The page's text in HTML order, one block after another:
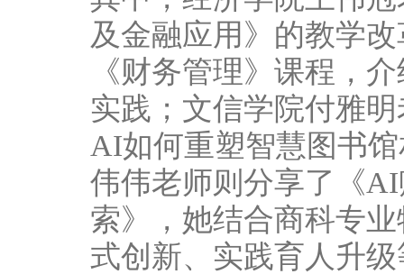
及金融应用》的教学
《财务管理》课程，
实践；文信学院付雅
AI如何重塑智慧图书
伟伟老师则分享了《
索》，她结合商科专
式创新、实践育人升